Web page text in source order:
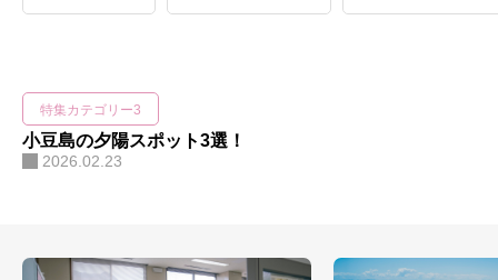
特集カテゴリー3
小豆島の夕陽スポット3選！
2026.02.23